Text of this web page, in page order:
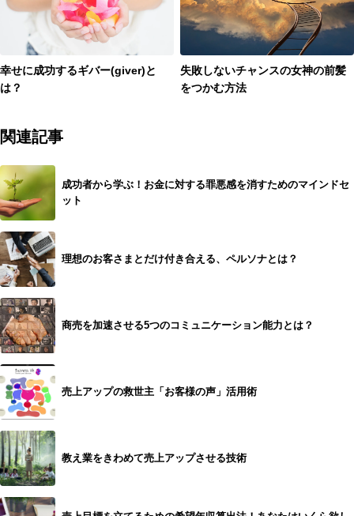
幸せに成功するギバー(giver)と
は？
失敗しないチャンスの女神の前髪
をつかむ方法
関連記事
成功者から学ぶ！お金に対する罪悪感を消すためのマインドセ
ット
理想のお客さまとだけ付き合える、ペルソナとは？
商売を加速させる5つのコミュニケーション能力とは？
売上アップの救世主「お客様の声」活用術
教え業をきわめて売上アップさせる技術